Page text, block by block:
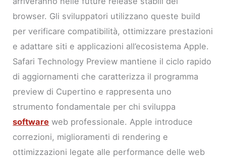
browser. Gli sviluppatori utilizzano queste build
per verificare compatibilità, ottimizzare prestazioni
e adattare siti e applicazioni all’ecosistema Apple.
Safari Technology Preview mantiene il ciclo rapido
di aggiornamenti che caratterizza il programma
preview di Cupertino e rappresenta uno
strumento fondamentale per chi sviluppa
software web professionale. Apple introduce
correzioni, miglioramenti di rendering e
ottimizzazioni legate alle performance delle web